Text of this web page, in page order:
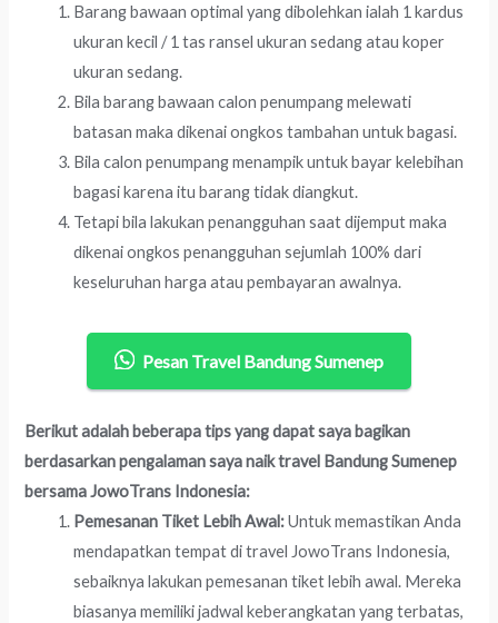
Barang bawaan optimal yang dibolehkan ialah 1 kardus
ukuran kecil / 1 tas ransel ukuran sedang atau koper
ukuran sedang.
Bila barang bawaan calon penumpang melewati
batasan maka dikenai ongkos tambahan untuk bagasi.
Bila calon penumpang menampik untuk bayar kelebihan
bagasi karena itu barang tidak diangkut.
Tetapi bila lakukan penangguhan saat dijemput maka
dikenai ongkos penangguhan sejumlah 100% dari
keseluruhan harga atau pembayaran awalnya.
Pesan Travel Bandung Sumenep
Berikut adalah beberapa tips yang dapat saya bagikan
berdasarkan pengalaman saya naik travel Bandung Sumenep
bersama JowoTrans Indonesia:
Pemesanan Tiket Lebih Awal:Untuk memastikan Anda
mendapatkan tempat di travel JowoTrans Indonesia,
sebaiknya lakukan pemesanan tiket lebih awal. Mereka
biasanya memiliki jadwal keberangkatan yang terbatas,